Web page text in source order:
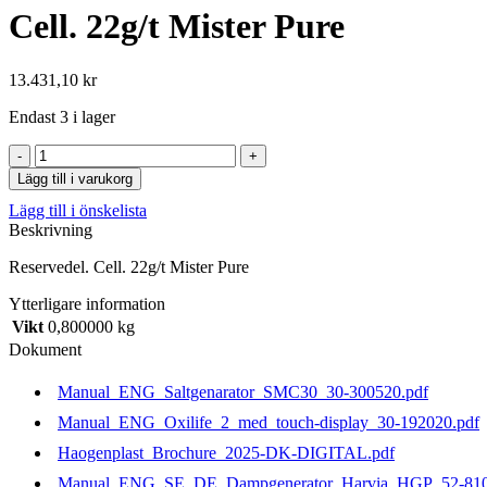
Cell. 22g/t Mister Pure
13.431,10 kr
Endast 3 i lager
Cell.
22g/t
Mister
Pure
mängd
Lägg till i varukorg
Lägg till i önskelista
Beskrivning
Reservedel. Cell. 22g/t Mister Pure
Ytterligare information
Vikt 0,800000 kg
Dokument
Manual_ENG_Saltgenarator_SMC30_30-300520.pdf
Manual_ENG_Oxilife_2_med_touch-display_30-192020.pdf
Haogenplast_Brochure_2025-DK-DIGITAL.pdf
Manual_ENG_SE_DE_Dampgenerator_Harvia_HGP_52-